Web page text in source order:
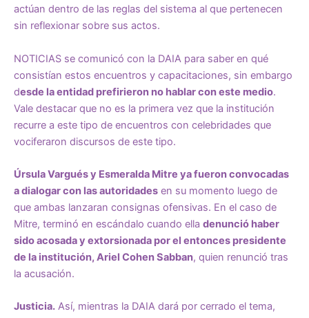
actúan dentro de las reglas del sistema al que pertenecen
sin reflexionar sobre sus actos.
NOTICIAS se comunicó con la DAIA para saber en qué
consistían estos encuentros y capacitaciones, sin embargo
desde la entidad prefirieron no hablar con este medio.
Vale destacar que no es la primera vez que la institución
recurre a este tipo de encuentros con celebridades que
vociferaron discursos de este tipo.
Úrsula Vargués y Esmeralda Mitre ya fueron convocadas
a dialogar con las autoridades en su momento luego de
que ambas lanzaran consignas ofensivas. En el caso de
Mitre, terminó en escándalo cuando ella denunció haber
sido acosada y extorsionada por el entonces presidente
de la institución, Ariel Cohen Sabban, quien renunció tras
la acusación.
Justicia. Así, mientras la DAIA dará por cerrado el tema,